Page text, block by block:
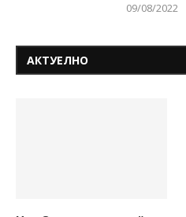
09/08/2022
АКТУЕЛНО